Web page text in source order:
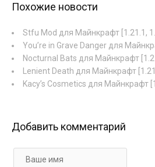
Похожие новости
Stfu Mod для Майнкрафт [1.21.1,
You’re in Grave Danger для
Nocturnal Bats для Майнкрафт
Lenient Death для Майнкрафт
Kacy’s Cosmetics для Майнкрафт
Добавить комментарий